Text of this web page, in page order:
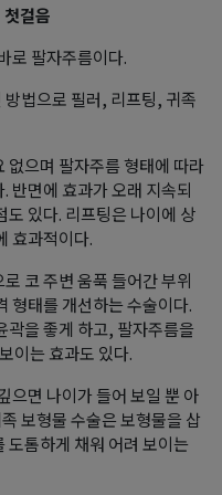
첫걸음
로 팔자주름이다.
법으로 필러, 리프팅, 귀족
없으며 팔자주름 형태에 따라
반면에 효과가 오래 지속되
도 있다. 리프팅은 나이에 상
효과적이다.
코 주변 움푹 들어간 부위
형태를 개선하는 수술이다.
곽을 좋게 하고, 팔자주름을
이는 효과도 있다.
으면 나이가 들어 보일 뿐 아
보형물 수술은 보형물을 삽
도톰하게 채워 어려 보이는